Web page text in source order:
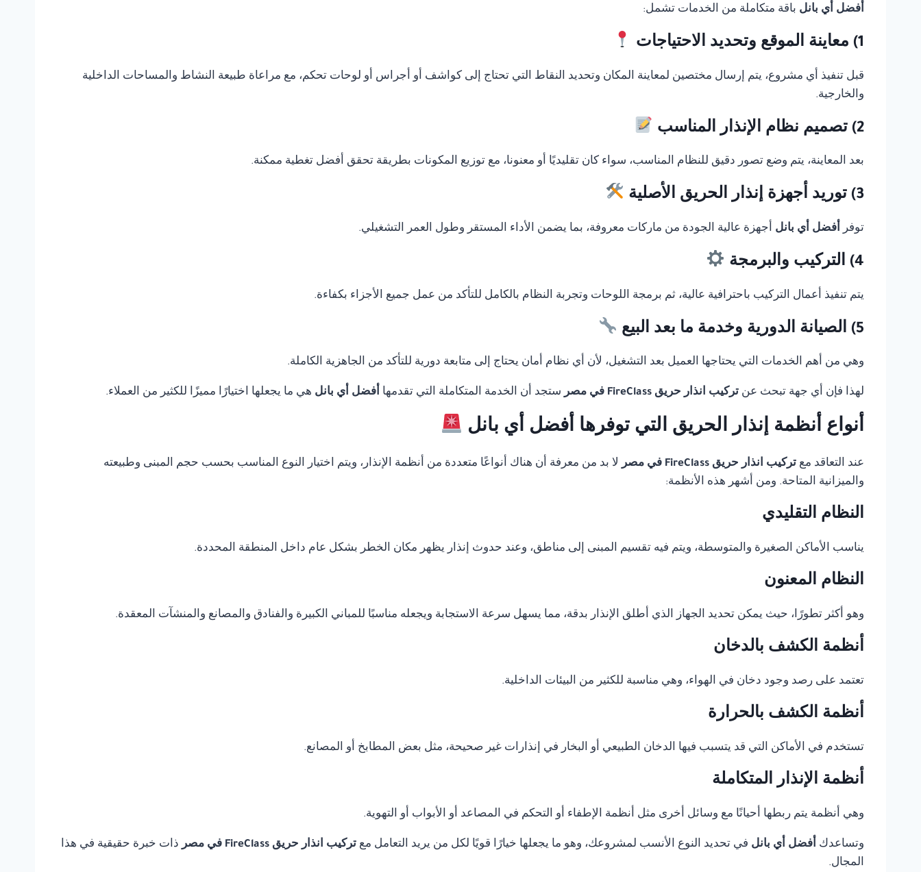
أفضل أي بانل باقة متكاملة من الخدمات تشمل:
1) معاينة الموقع وتحديد الاحتياجات
قبل تنفيذ أي مشروع، يتم إرسال مختصين لمعاينة المكان وتحديد النقاط التي تحتاج إلى كواشف أو أجراس أو لوحات تحكم، مع مراعاة طبيعة النشاط والمساحات الداخلية
والخارجية.
2) تصميم نظام الإنذار المناسب
بعد المعاينة، يتم وضع تصور دقيق للنظام المناسب، سواء كان تقليديًا أو معنونا، مع توزيع المكونات بطريقة تحقق أفضل تغطية ممكنة.
3) توريد أجهزة إنذار الحريق الأصلية
توفر أفضل أي بانل أجهزة عالية الجودة من ماركات معروفة، بما يضمن الأداء المستقر وطول العمر التشغيلي.
4) التركيب والبرمجة
يتم تنفيذ أعمال التركيب باحترافية عالية، ثم برمجة اللوحات وتجربة النظام بالكامل للتأكد من عمل جميع الأجزاء بكفاءة.
5) الصيانة الدورية وخدمة ما بعد البيع
وهي من أهم الخدمات التي يحتاجها العميل بعد التشغيل، لأن أي نظام أمان يحتاج إلى متابعة دورية للتأكد من الجاهزية الكاملة.
لهذا فإن أي جهة تبحث عن تركيب انذار حريق FireClass في مصر ستجد أن الخدمة المتكاملة التي تقدمها أفضل أي بانل هي ما يجعلها اختيارًا مميزًا للكثير من العملاء.
أنواع أنظمة إنذار الحريق التي توفرها أفضل أي بانل
عند التعاقد مع تركيب انذار حريق FireClass في مصر
لا بد من معرفة أن هناك أنواعًا متعددة من أنظمة الإنذار، ويتم اختيار النوع المناسب بحسب حجم المبنى وطبيعته
والميزانية المتاحة. ومن أشهر هذه الأنظمة:
النظام التقليدي
يناسب الأماكن الصغيرة والمتوسطة، ويتم فيه تقسيم المبنى إلى مناطق، وعند حدوث إنذار يظهر مكان الخطر بشكل عام داخل المنطقة المحددة.
النظام المعنون
وهو أكثر تطورًا، حيث يمكن تحديد الجهاز الذي أطلق الإنذار بدقة، مما يسهل سرعة الاستجابة ويجعله مناسبًا للمباني الكبيرة والفنادق والمصانع والمنشآت المعقدة.
أنظمة الكشف بالدخان
تعتمد على رصد وجود دخان في الهواء، وهي مناسبة للكثير من البيئات الداخلية.
أنظمة الكشف بالحرارة
تستخدم في الأماكن التي قد يتسبب فيها الدخان الطبيعي أو البخار في إنذارات غير صحيحة، مثل بعض المطابخ أو المصانع.
أنظمة الإنذار المتكاملة
وهي أنظمة يتم ربطها أحيانًا مع وسائل أخرى مثل أنظمة الإطفاء أو التحكم في المصاعد أو الأبواب أو التهوية.
وتساعدك أفضل أي بانل في تحديد النوع الأنسب لمشروعك، وهو ما يجعلها خيارًا قويًا لكل من يريد التعامل مع تركيب انذار حريق FireClass في مصر
ذات خبرة حقيقية في هذا
المجال.